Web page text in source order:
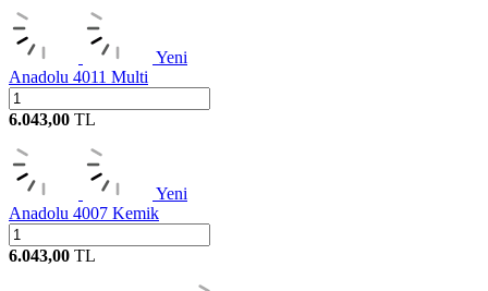
Yeni
Anadolu 4011 Multi
6.043,00 TL
Yeni
Anadolu 4007 Kemik
6.043,00 TL